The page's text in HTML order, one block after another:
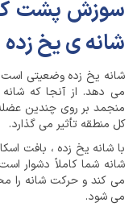
سوزش پشت
شانه ی یخ زده
شانه یخ زده وضعیتی است
می دهد. از آنجا که
منجمد بر روی چندین
کل منطقه تأثیر می گذارد.
با شانه یخ زده ، بافت
شانه شما کاملاً دشوار
می کند و حرکت شانه
می شود.